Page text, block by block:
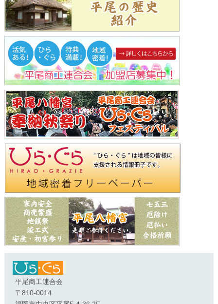
平尾商工連合会
〒810-0014